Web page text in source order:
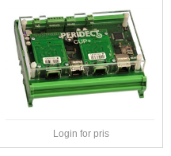
Login for pris